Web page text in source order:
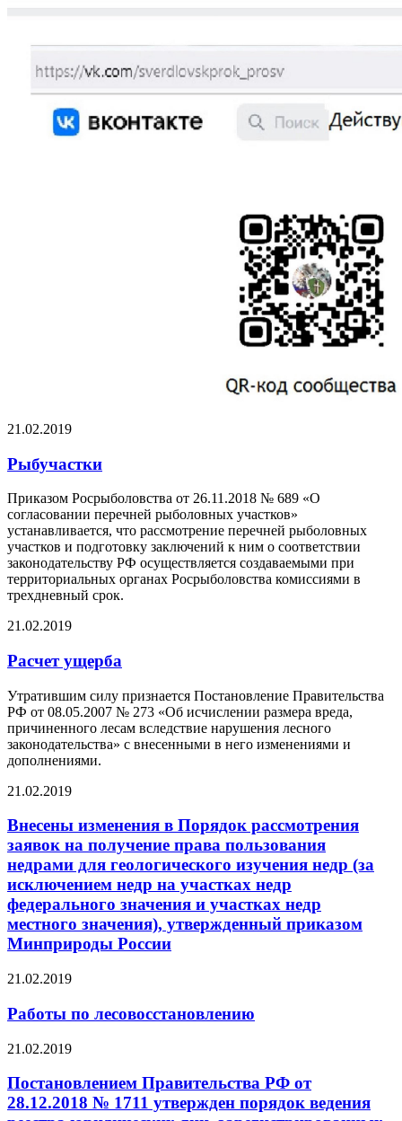
21.02.2019
Рыбучастки
Приказом Росрыболовства от 26.11.2018 № 689 «О
согласовании перечней рыболовных участков»
устанавливается, что рассмотрение перечней рыболовных
участков и подготовку заключений к ним о соответствии
законодательству РФ осуществляется создаваемыми при
территориальных органах Росрыболовства комиссиями в
трехдневный срок.
21.02.2019
Расчет ущерба
Утратившим силу признается Постановление Правительства
РФ от 08.05.2007 № 273 «Об исчислении размера вреда,
причиненного лесам вследствие нарушения лесного
законодательства» с внесенными в него изменениями и
дополнениями.
21.02.2019
Внесены изменения в Порядок рассмотрения
заявок на получение права пользования
недрами для геологического изучения недр (за
исключением недр на участках недр
федерального значения и участках недр
местного значения), утвержденный приказом
Минприроды России
21.02.2019
Работы по лесовосстановлению
21.02.2019
Постановлением Правительства РФ от
28.12.2018 № 1711 утвержден порядок ведения